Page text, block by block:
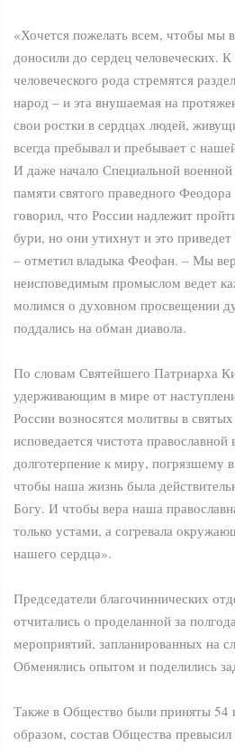
«Хочется пожелать всем, чтобы мы
доносили до сердец человеческих.
человеческого рода стремятся
народ – и эта внушаемая на
свои ростки в сердцах людей,
всегда пребывал и пребывает с
И даже начало Специальной
памяти святого праведного
говорил, что России надлежит
бури, но они утихнут и это
– отметил владыка Феофан. – Мы
неисповедимым промыслом ведет
молимся о духовном просвещении
поддались на обман диавола.
По словам Святейшего Патриарха
удерживающим в мире от
России возносятся молитвы в
исповедается чистота
долготерпение к миру, погрязшему
чтобы наша жизнь была
Богу. И чтобы вера наша
только устами, а согревала
нашего сердца».
Председатели благочиннических
отчитались о проделанной за
мероприятий, запланированных на
Обменялись опытом и поделились
Также в Общество были приняты 54
образом, состав Общества превысил